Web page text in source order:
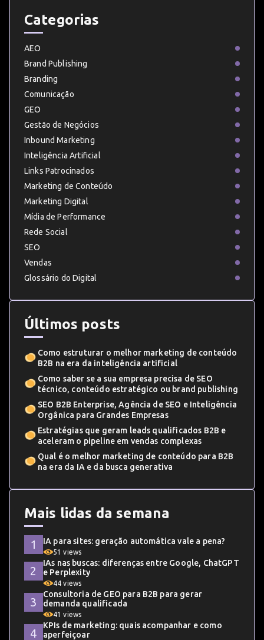
Categorias
AEO
Brand Publishing
Branding
Comunicação
GEO
Gestão de Negócios
Inbound Marketing
Inteligência Artificial
Links Patrocinados
Marketing de Conteúdo
Marketing Digital
Mídia de Performance
Rede Social
SEO
Vendas
Glossário do Digital
Últimos posts
Como estruturar o melhor marketing de conteúdo
B2B na era da inteligência artificial
Como saber se a sua empresa precisa de SEO
técnico, conteúdo estratégico ou brand publishing
SEO B2B Enterprise, Agência de SEO e Inteligência
Orgânica para Grandes Empresas
Estratégias que geram leads qualificados B2B e
aceleram o pipeline em vendas complexas
Qual é o melhor marketing de conteúdo para B2B
na era da IA e da busca generativa
Mais lidas da semana
IA para sites: geração automática vale a pena?
51 views
IAs nas buscas: diferenças entre Google, ChatGPT
e Perplexity
44 views
Consultoria de GEO para B2B para gerar
demanda qualificada
41 views
KPIs de marketing: quais acompanhar e como
aperfeiçoar